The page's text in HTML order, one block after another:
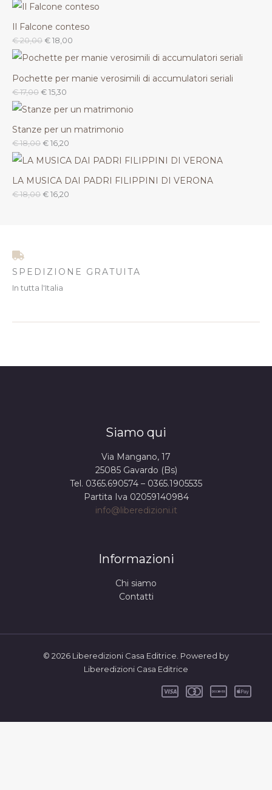
Il Falcone conteso
€20,00 € 18,00
Pochette per manie verosimili di accumulatori seriali
€17,00 € 15,30
Stanze per un matrimonio
€18,00 € 16,20
LA MUSICA DAI PADRI FILIPPINI DI VERONA
€18,00 € 16,20
SPEDIZIONE GRATUITA
In tutta l'Italia
Siamo qui
Via Mangano, 17
25085 Gavardo (Bs)
Tel. 0365.690574 – 0365.1905535
Partita Iva 02059140984
info@liberedizioni.it
Informazioni
Chi siamo
Contatti
© 2026 Liberedizioni Casa Editrice. Powered by
Liberedizioni Casa Editrice